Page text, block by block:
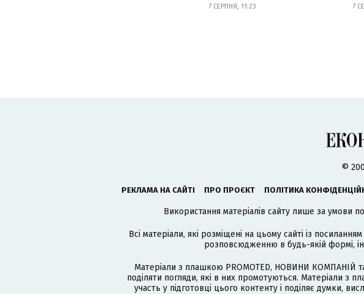
7 СЕРПНЯ, 11:23 7
©
РЕКЛАМА НА САЙТІ ПРО ПРОЄКТ ПОЛІТИКА
Використання матеріалів сайту лише за умови
Всі матеріали, які розміщені на цьому сайті із
розповсюдженню в будь-якій формі,
Матеріали з плашкою PROMOTED, НОВИНИ КОМПАНІЙ
поділяти погляди, які в них промотуються. Матеріали
участь у підготовці цього контенту і поділяє думки,